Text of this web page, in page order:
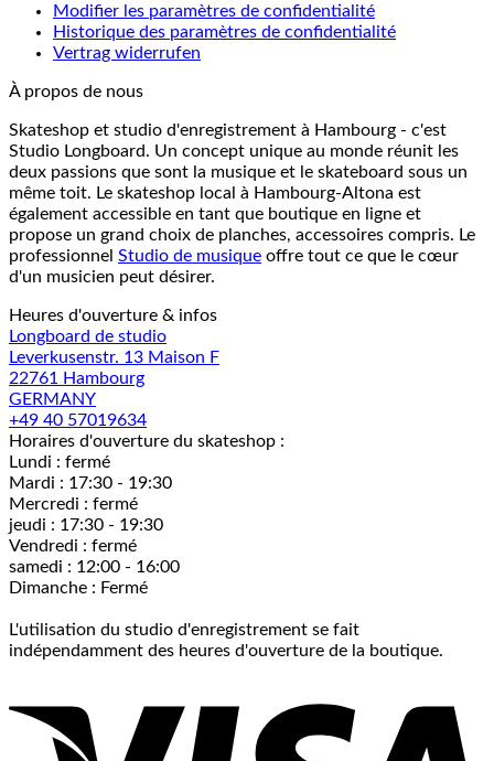
Modifier les paramètres de confidentialité
Historique des paramètres de confidentialité
Vertrag widerrufen
À propos de nous
Skateshop et studio d'enregistrement à Hambourg - c'est
Studio Longboard. Un concept unique au monde réunit les
deux passions que sont la musique et le skateboard sous un
même toit. Le skateshop local à Hambourg-Altona est
également accessible en tant que boutique en ligne et
propose un grand choix de planches, accessoires compris. Le
professionnel Studio de musique offre tout ce que le cœur
d'un musicien peut désirer.
Heures d'ouverture & infos
Longboard de studio
Leverkusenstr. 13 Maison F
22761 Hambourg
GERMANY
+49 40 57019634
Horaires d'ouverture du skateshop :
Lundi : fermé
Mardi : 17:30 - 19:30
Mercredi : fermé
jeudi : 17:30 - 19:30
Vendredi : fermé
samedi : 12:00 - 16:00
Dimanche : Fermé
L'utilisation du studio d'enregistrement se fait
indépendamment des heures d'ouverture de la boutique.